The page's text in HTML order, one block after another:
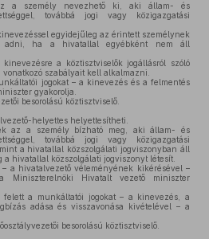
a személy nevezhető ki, aki állam- és
továbbá jogi vagy közigazgatási
egyidejűleg az érintett személynek
adni, ha a hivatallal egyébként nem áll
a köztisztviselők jogállásról szóló
szabályait kell alkalmazni.
jogokat – a kinevezés és a felmentés
gyakorolja.
besorolású köztisztviselő.
helyettes helyettesítheti.
az a személy bízható meg, aki állam- és
továbbá jogi vagy közigazgatási
a hivatallal közszolgálati jogviszonyban áll
hivatallal közszolgálati jogviszonyt létesít.
a hivatalvezető véleményének kikérésével –
Miniszterelnöki Hivatalt vezető miniszter
felett a munkáltatói jogokat – a kinevezés, a
adása és visszavonása kivételével – a
besorolású köztisztviselő.